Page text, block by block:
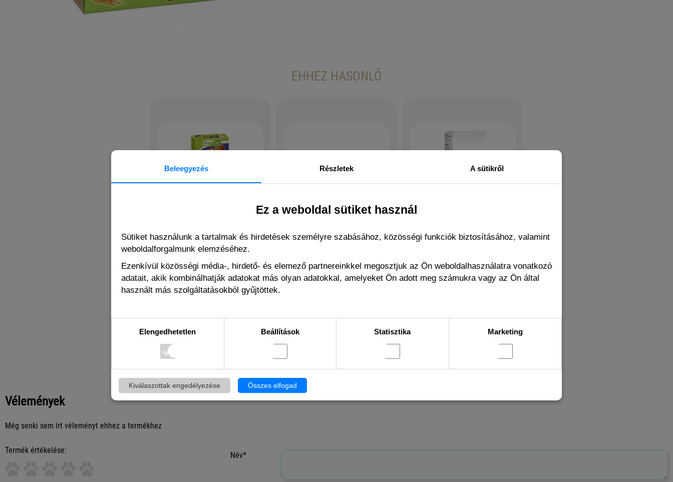
Beleegyezés Részletek A sütikről
Ez a weboldal sütiket használ
Sütiket használunk a tartalmak és hirdetések személyre szabásához, közösségi funkciók biztosításához, valamint
weboldalforgalmunk elemzéséhez.
Ezenkívül közösségi média-, hirdető- és elemező partnereinkkel megosztjuk az Ön weboldalhasználatra vonatkozó
adatait, akik kombinálhatják adatokat más olyan adatokkal, amelyeket Ön adott meg számukra vagy az Ön által
használt más szolgáltatásokból gyűjtöttek.
Elengedhetetlen Beállítások Statisztika Marketing
Kiválaszottak engedélyezése Összes elfogad
EHHEZ HASONLÓ
Nestor Dupla Rúd
Rágcsálónak És Nyúlnak
Erdei Gyümölcs 115gr
Rendelhető
DMGuard Immunerősítő
kutyáknak, macskáknak,
Raktáron
DMGuard T2
Immunerősítő kutyáknak,
macskáknak,
Raktáron
Vélemények
Még senki sem írt véleményt ehhez a termékhez
Termék értékelése:
Név*